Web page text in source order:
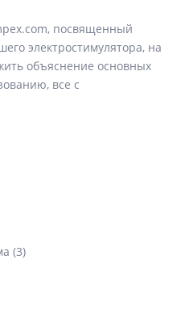
посвященный
электростимулятора, на
объяснение основных
все с
(3)